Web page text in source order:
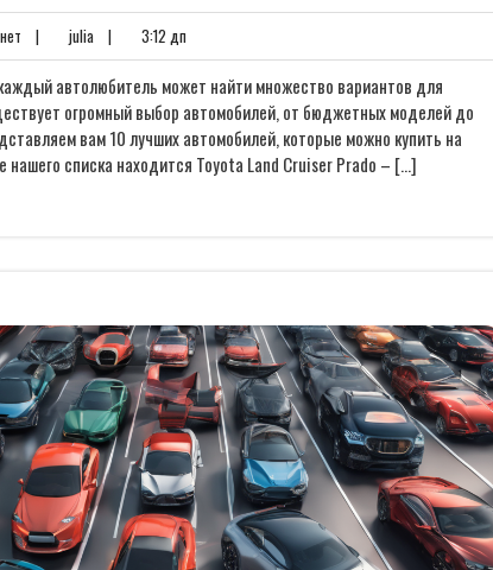
Комментариев
нет
| juliajulia| 3:12 дп
дп
автолюбитель может найти множество вариантов для
огромный выбор автомобилей, от бюджетных моделей до
вам 10 лучших автомобилей, которые можно купить на
нашего списка находится Toyota Land Cruiser Prado – […]